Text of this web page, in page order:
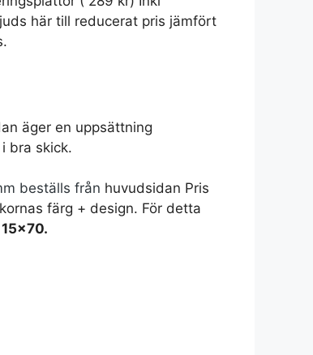
här till reducerat pris jämfört
äger en uppsättning
bra skick.
beställs från huvudsidan Pris
färg + design. För detta